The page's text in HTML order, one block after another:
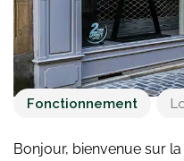
Fonctionnement
Bonjour, bienvenue sur